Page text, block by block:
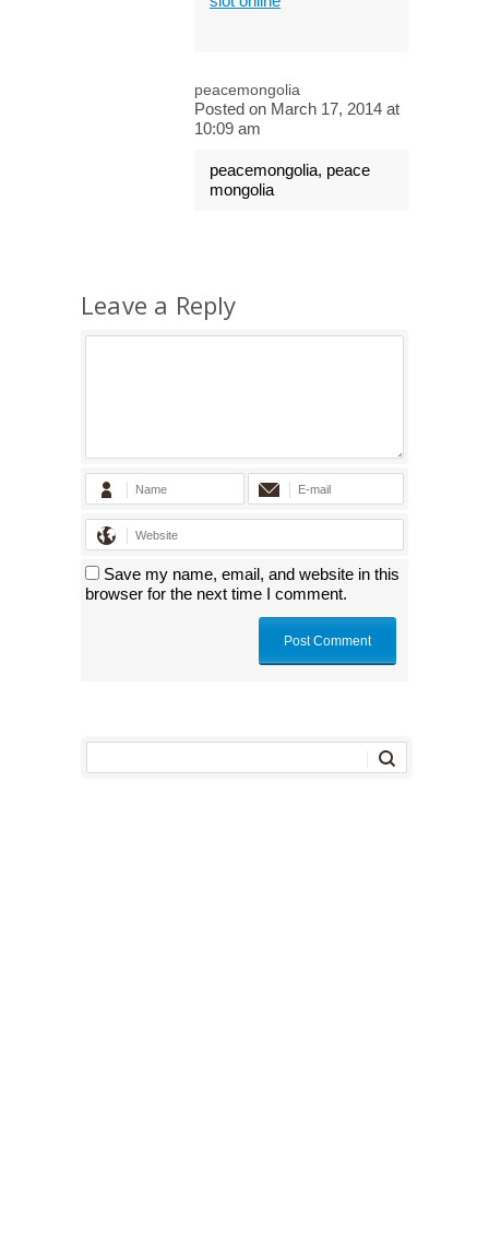
peacemongolia
Posted on March 17, 2014 at
10:09 am
peacemongolia, peace
mongolia
Leave a Reply
Save my name, email, and website in this
browser for the next time I comment.